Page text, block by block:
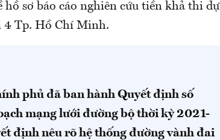
sơ báo cáo nghiên cứu tiền khả thi dự
4 Tp. Hồ Chí Minh.
phủ đã ban hành Quyết định số
mạng lưới đường bộ thời kỳ 2021-
định nêu rõ hệ thống đường vành đai